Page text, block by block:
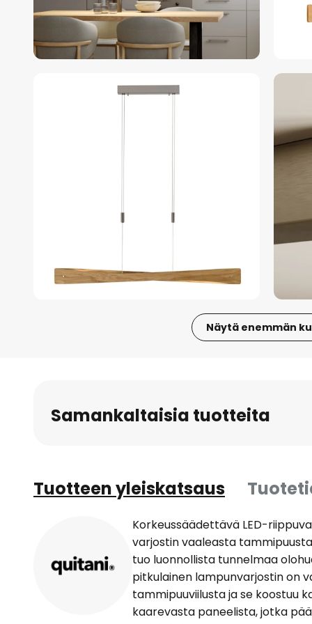
Näytä enemmän
Samankaltaisia tuotteita
Tuotteen yleiskatsaus
Korkeussäädettävä LED-
varjostin vaaleasta
tuo luonnollista tunnelmaa
pitkulainen lampunvarjostin on
tammipuuviilusta ja se koostuu
kaarevasta paneelista, jotka